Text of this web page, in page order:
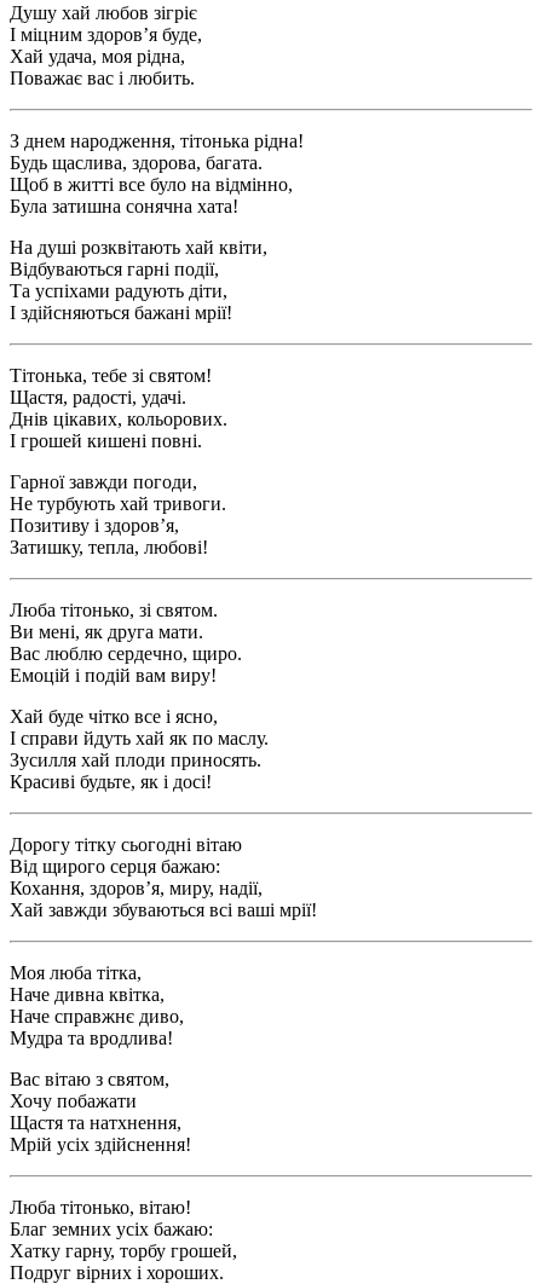
Душу хай любов зігріє
І міцним здоров’я буде,
Хай удача, моя рідна,
Поважає вас і любить.
З днем народження, тітонька рідна!
Будь щаслива, здорова, багата.
Щоб в житті все було на відмінно,
Була затишна сонячна хата!
На душі розквітають хай квіти,
Відбуваються гарні події,
Та успіхами радують діти,
І здійсняються бажані мрії!
Тітонька, тебе зі святом!
Щастя, радості, удачі.
Днів цікавих, кольорових.
І грошей кишені повні.
Гарної завжди погоди,
Не турбують хай тривоги.
Позитиву і здоров’я,
Затишку, тепла, любові!
Люба тітонько, зі святом.
Ви мені, як друга мати.
Вас люблю сердечно, щиро.
Емоцій і подій вам виру!
Хай буде чітко все і ясно,
І справи йдуть хай як по маслу.
Зусилля хай плоди приносять.
Красиві будьте, як і досі!
Дорогу тітку сьогодні вітаю
Від щирого серця бажаю:
Кохання, здоров’я, миру, надії,
Хай завжди збуваються всі ваші мрії!
Моя люба тітка,
Наче дивна квітка,
Наче справжнє диво,
Мудра та вродлива!
Вас вітаю з святом,
Хочу побажати
Щастя та натхнення,
Мрій усіх здійснення!
Люба тітонько, вітаю!
Благ земних усіх бажаю:
Хатку гарну, торбу грошей,
Подруг вірних і хороших.